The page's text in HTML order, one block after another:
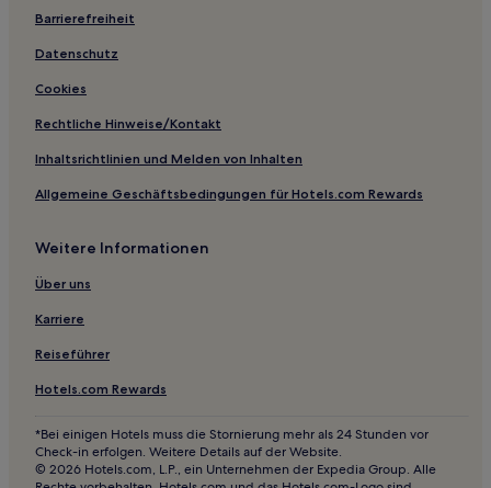
2-Sterne-Hotels in Usaquén
5-Sterne-Hotels in Chicó
4-Sterne-Hotels in Zona T
3-Sterne-Hotels in Zona T
5-Sterne-Hotels in Monserrate Hügel
Hotels nahe Spanische Botschaft
Hotels nahe Park Way
Hotels nahe Bolsa de Valores de Colombia
Hotels nahe Botschaft der Republik Costa Rica
El Pedregal: Hotels
Hotels nahe Clínica del Country
Hotels nahe Kolumbianisches Rotes Kreuz SAMU
Hotels nahe Atlantis Plaza Shopping Mall
Hotels nahe Biblioteca Pública Virgilio Barco
Barrierefreiheit
Datenschutz
Cookies
Rechtliche Hinweise/Kontakt
Inhaltsrichtlinien und Melden von Inhalten
Allgemeine Geschäftsbedingungen für Hotels.com Rewards
Weitere Informationen
Über uns
Karriere
Reiseführer
Hotels.com Rewards
*Bei einigen Hotels muss die Stornierung mehr als 24 Stunden vor
Check-in erfolgen. Weitere Details auf der Website.
© 2026 Hotels.com, L.P., ein Unternehmen der Expedia Group. Alle